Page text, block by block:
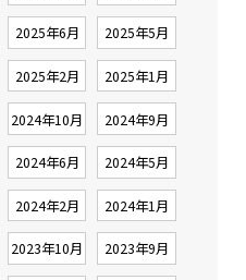
2025年6月 2025年5月
2025年2月 2025年1月
2024年10月 2024年9月
2024年6月 2024年5月
2024年2月 2024年1月
2023年10月 2023年9月